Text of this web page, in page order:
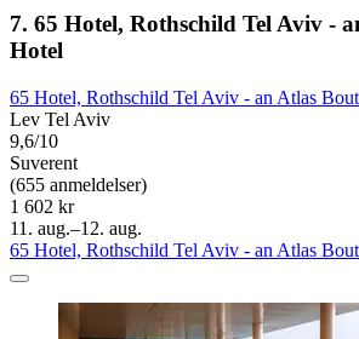
7. 65 Hotel, Rothschild Tel Aviv -
Hotel
65 Hotel, Rothschild Tel Aviv - an Atlas
Lev Tel Aviv
9,6/10
Suverent
(655 anmeldelser)
1 602 kr
11. aug.–12. aug.
65 Hotel, Rothschild Tel Aviv - an Atlas